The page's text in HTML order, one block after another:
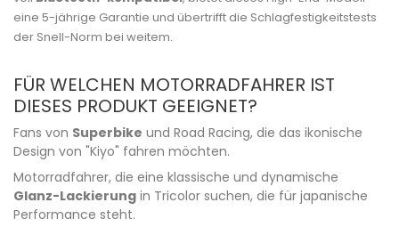
eine 5-jährige Garantie und übertrifft die Schlagfestigkeitstests
der Snell-Norm bei weitem.
FÜR WELCHEN MOTORRADFAHRER IST
DIESES PRODUKT GEEIGNET?
Fans von Superbike und Road Racing, die das ikonische
Design von "Kiyo" fahren möchten.
Motorradfahrer, die eine klassische und dynamische
Glanz-Lackierung in Tricolor suchen, die für japanische
Performance steht.